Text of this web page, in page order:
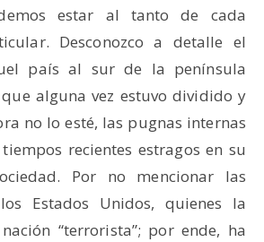
estar al tanto de cada
Desconozco a detalle el
país al sur de la península
alguna vez estuvo dividido y
no lo esté, las pugnas internas
recientes estragos en su
Por no mencionar las
Estados Unidos, quienes la
“terrorista”; por ende, ha